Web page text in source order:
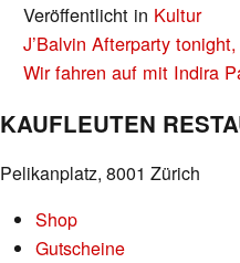
Veröffentlicht in Kultur
BEITRAGS-
NAVIGATION
J’Balvin Afterparty
Wir fahren auf mit Indira
KAUFLEUTEN
Pelikanplatz, 8001 Zürich
Shop
Gutscheine